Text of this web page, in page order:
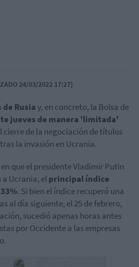
24/03/2022 17:27)
Rusiay, en concreto, la Bolsa de
jueves de manera 'limitada'
cierre de la negociación de títulos
la invasión en Ucrania.
en que el presidente Vladimir Putin
Ucrania, elprincipal índice
. Si bien el índice recuperó una
al día siguiente, el 25 de febrero,
sucedió apenas horas antes
por Occidente a las empresas